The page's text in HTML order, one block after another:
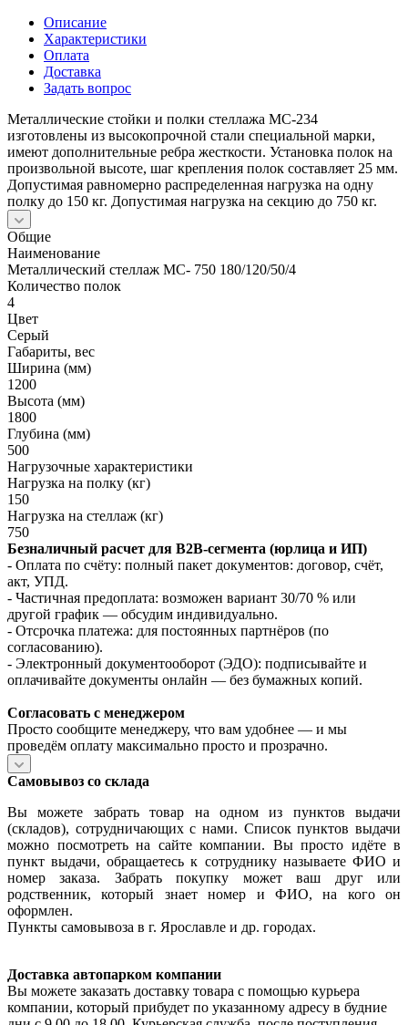
Описание
Характеристики
Оплата
Доставка
Задать вопрос
Металлические стойки и полки стеллажа МС-234
изготовлены из высокопрочной стали специальной марки,
имеют дополнительные ребра жесткости. Установка полок на
произвольной высоте, шаг крепления полок составляет 25 мм.
Допустимая равномерно распределенная нагрузка на одну
полку до 150 кг. Допустимая нагрузка на секцию до 750 кг.
Общие
Наименование
Металлический стеллаж МС- 750 180/120/50/4
Количество полок
4
Цвет
Серый
Габариты, вес
Ширина (мм)
1200
Высота (мм)
1800
Глубина (мм)
500
Нагрузочные характеристики
Нагрузка на полку (кг)
150
Нагрузка на стеллаж (кг)
750
Безналичный расчет для B2B‑сегмента (юрлица и ИП)
- Оплата по счёту: полный пакет документов: договор, счёт,
акт, УПД.
- Частичная предоплата: возможен вариант 30/70 % или
другой график — обсудим индивидуально.
- Отсрочка платежа: для постоянных партнёров (по
согласованию).
- Электронный документооборот (ЭДО): подписывайте и
оплачивайте документы онлайн — без бумажных копий.
Согласовать с менеджером
Просто сообщите менеджеру, что вам удобнее — и мы
проведём оплату максимально просто и прозрачно.
Самовывоз со склада
Вы можете забрать товар на одном из пунктов выдачи
(складов), сотрудничающих с нами. Список пунктов выдачи
можно посмотреть на сайте компании. Вы просто идёте в
пункт выдачи, обращаетесь к сотруднику называете ФИО и
номер заказа. Забрать покупку может ваш друг или
родственник, который знает номер и ФИО, на кого он
оформлен.
Пункты самовывоза в г. Ярославле и др. городах.
Доставка автопарком компании
Вы можете заказать доставку товара с помощью курьера
компании, который прибудет по указанному адресу в будние